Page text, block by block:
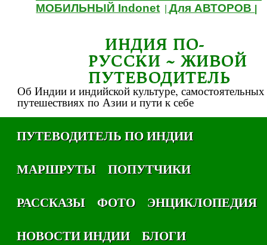
МОБИЛЬНЫЙ Indonet |Для АВТОРОВ
ИНДИЯ ПО-
РУССКИ ~ ЖИВОЙ
ПУТЕВОДИТЕЛЬ
Об Индии и индийской культуре, самостоятельных
путешествиях по Азии и пути к себе
ПУТЕВОДИТЕЛЬ ПО ИНДИИ
МАРШРУТЫ
ПОПУТЧИКИ
РАССКАЗЫ
ФОТО
ЭНЦИКЛОПЕДИЯ
НОВОСТИ ИНДИИ
БЛОГИ